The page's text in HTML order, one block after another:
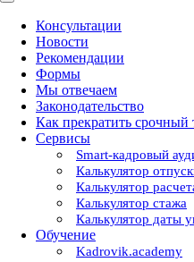
Консультации
Новости
Рекомендации
Формы
Мы отвечаем
Законодательство
Как прекратить срочный
Сервисы
Smart-кадровый
Калькулятор
Калькулятор
Калькулятор стажа
Калькулятор даты
Обучение
Kadrovik.academy